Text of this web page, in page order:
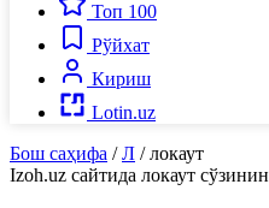
Топ 100
Рўйхат
Кириш
Lotin.uz
Бош саҳифа / Л / локаут
Izoh.uz сайтида локаут